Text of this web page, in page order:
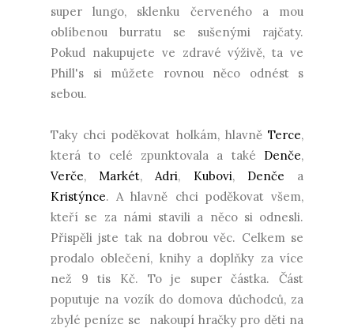
super lungo, sklenku červeného a mou
oblíbenou burratu se sušenými rajčaty.
Pokud nakupujete ve zdravé výživě, ta ve
Phill's si můžete rovnou něco odnést s
sebou.
Taky chci poděkovat holkám, hlavně Terce,
která to celé zpunktovala a také Denče,
Verče, Markét,Adri, Kubovi, Denče a
Kristýnce. A hlavně chci poděkovat všem,
kteří se za námi stavili a něco si odnesli.
Přispěli jste tak na dobrou věc. Celkem se
prodalo oblečení, knihy a doplňky za více
než 9 tis Kč. To je super částka. Část
poputuje na vozík do domova důchodců, za
zbylé peníze se nakoupí hračky pro děti na